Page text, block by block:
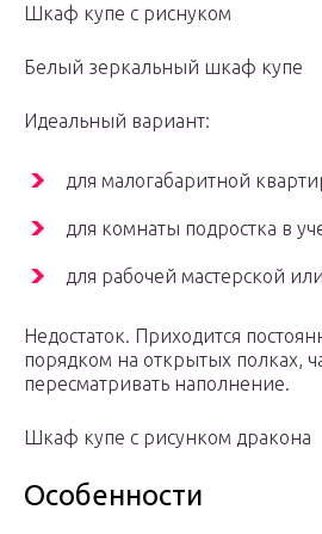
Шкаф купе с риснуком
Белый зеркальный шкаф купе
Идеальный вариант:
для малогабаритной
для комнаты подростка в
для рабочей мастерской
Недостаток. Приходится
порядком на открытых полках,
пересматривать наполнение.
Шкаф купе с рисунком дракона
Особенности